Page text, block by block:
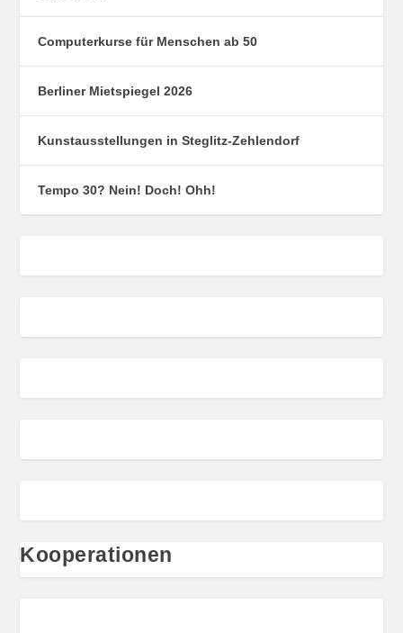
Computerkurse für Menschen ab 50
Berliner Mietspiegel 2026
Kunstausstellungen in Steglitz-Zehlendorf
Tempo 30? Nein! Doch! Ohh!
Kooperationen